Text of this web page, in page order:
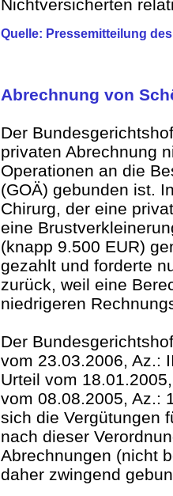
Nichtversicherten
Quelle: Pressemitteilung
Abrechnung von
Der
privaten Abrechnung
Operationen an die
(GOÄ) gebunden ist.
Chirurg, der eine
eine
(knapp 9.500 EUR)
gezahlt und forderte
zurück, weil eine
niedrigeren
Der
vom 23.03.2006, Az.:
Urteil vom
vom 08.08.2005, Az.:
sich die Vergütungen
nach dieser
Abrechnungen (nicht
daher zwingend